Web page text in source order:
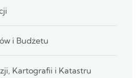
i Budżetu
Kartografii i Katastru